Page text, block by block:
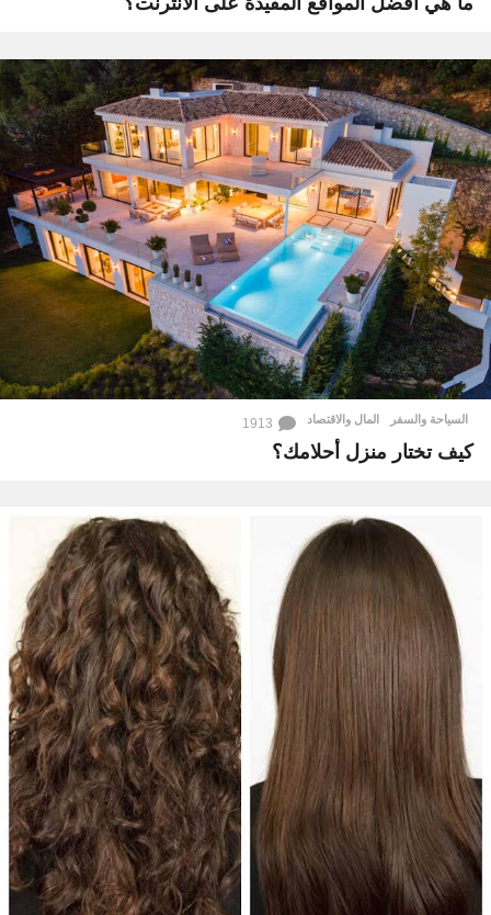
السياحة والسفر ,
المال والاقتصاد 1913
كيف تختار منزل أحلامك؟